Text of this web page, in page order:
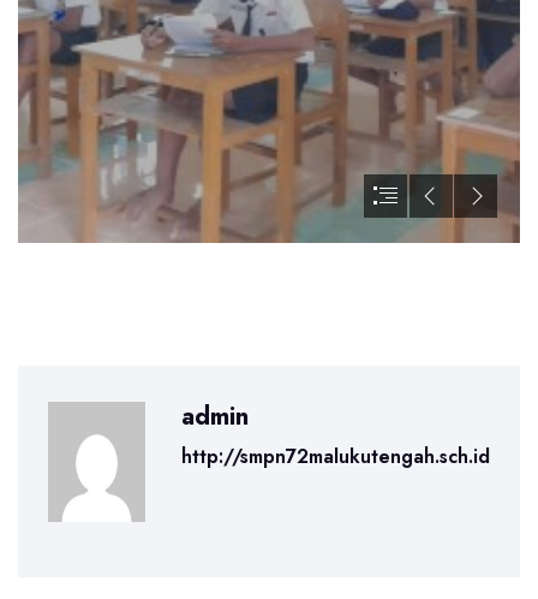
admin
http://smpn72malukutengah.sch.id